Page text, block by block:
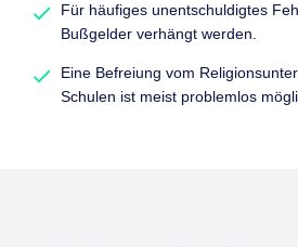
Für häufiges unentschuldigtes
Bußgelder verhängt werden.
Eine Befreiung vom
Schulen ist meist problemlos